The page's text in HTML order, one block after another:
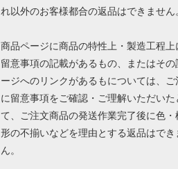
れ以外のお客様都合の返品はできません
商品ページに商品の特性上・製造工程上
留意事項の記載があるもの、またはその
ージへのリンクがあるもについては、ご
に留意事項をご確認・ご理解いただいた
て、ご注文商品の発送作業完了後に色・
形の不揃いなどを理由とする返品はでき
ん。